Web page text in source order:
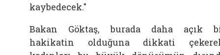
kaybedecek."
Bakan
Göktaş, burada daha açık
hakikatin olduğuna dikkati